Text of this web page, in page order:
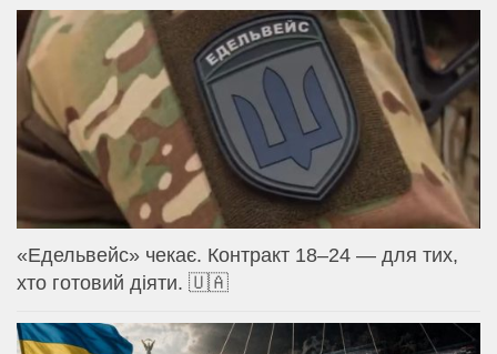
«Едельвейс» чекає. Контракт 18–24 — для тих,
хто готовий діяти. 🇺🇦